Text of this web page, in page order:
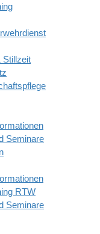
Stillzeit
Seminare
RTW
Seminare